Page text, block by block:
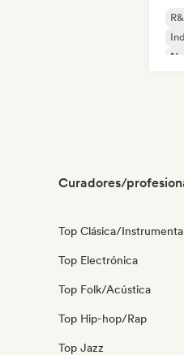
Curadores/
Top Clásica/
Top Electrónica
Top Folk/Acústica
Top Hip-hop/Rap
Top Jazz